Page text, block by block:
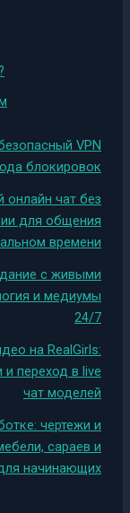
VPN
блокировок
онлайн чат без
для общения
времени
с живыми
и медиумы
24/7
на RealGirls:
переход в live
чат моделей
чертежи и
сараев и
начинающих